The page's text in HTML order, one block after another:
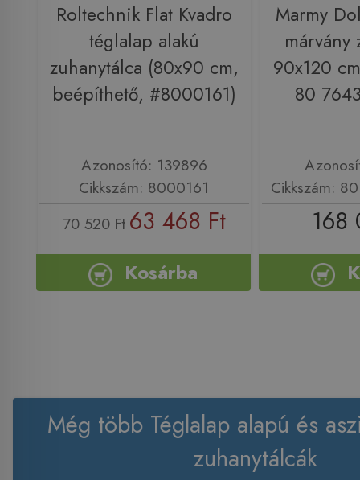
Roltechnik Flat Kvadro
téglalap alakú
zuhanytálca (80x90 cm,
beépíthető, #8000161)
Azonosító: 139896
Cikkszám: 8000161
70 520 Ft 63 468 Ft
Kosárba
Marmy
márvány
90x120
80
Cikkszám:
168
Még több Téglalap alapú és
zuhanytálcák